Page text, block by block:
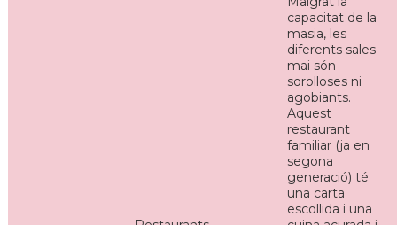
capacitat de la
masia, les
diferents sales
mai són
sorolloses ni
agobiants.
Aquest
restaurant
familiar (ja en
segona
generació) té
una carta
escollida i una